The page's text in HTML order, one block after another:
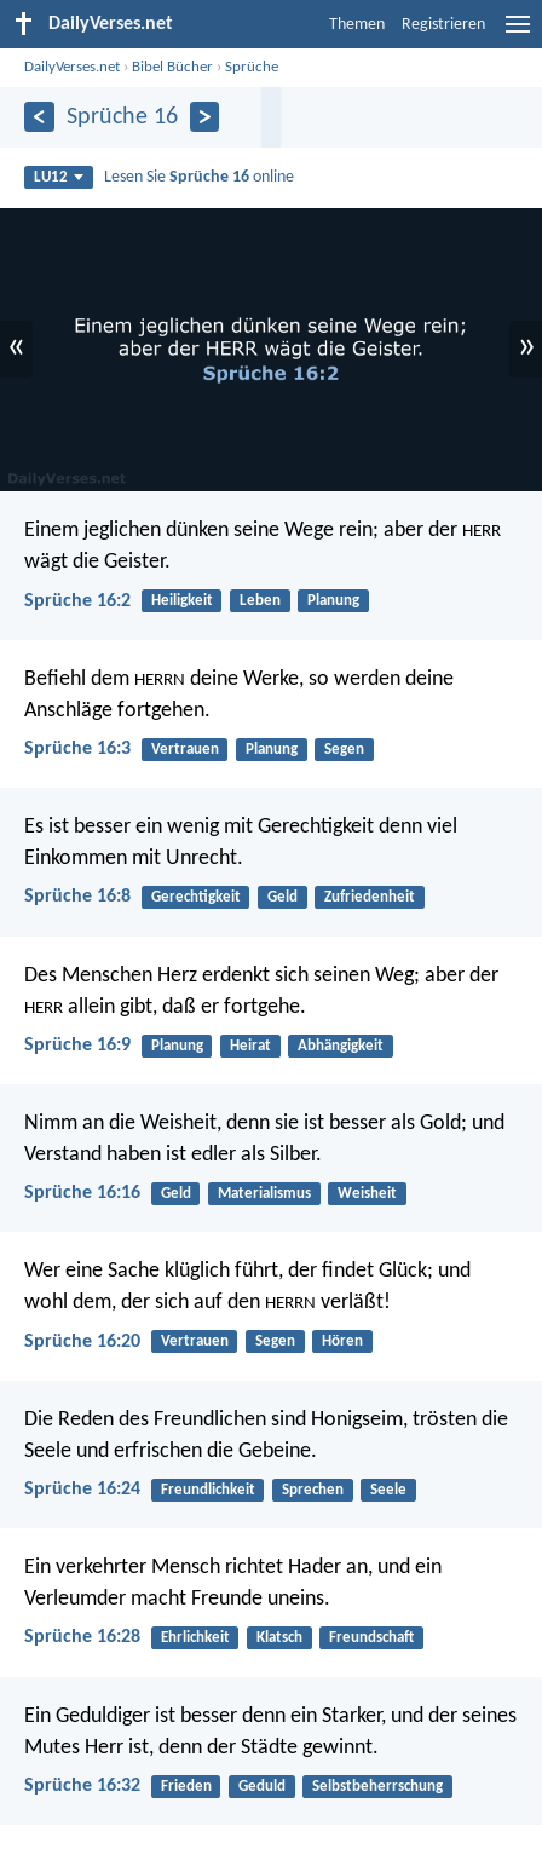
DailyVerses.net Themen Registrieren
DailyVerses.net › Bibel Bücher ›Sprüche
Sprüche 16
LU12 Lesen SieSprüche 16 online
« »
Einem jeglichen dünken seine Wege rein; aber der HERR
wägt die Geister.
Sprüche 16:2 Heiligkeit Leben Planung
Befiehl dem HERRN deine Werke, so werden deine
Anschläge fortgehen.
Sprüche 16:3 Vertrauen Planung Segen
Es ist besser ein wenig mit Gerechtigkeit denn viel
Einkommen mit Unrecht.
Sprüche 16:8 Gerechtigkeit Geld Zufriedenheit
Des Menschen Herz erdenkt sich seinen Weg; aber der
HERR allein gibt, daß er fortgehe.
Sprüche 16:9 Planung Heirat Abhängigkeit
Nimm an die Weisheit, denn sie ist besser als Gold; und
Verstand haben ist edler als Silber.
Sprüche 16:16 Geld Materialismus Weisheit
Wer eine Sache klüglich führt, der findet Glück; und
wohl dem, der sich auf den HERRN verläßt!
Sprüche 16:20 Vertrauen Segen Hören
Die Reden des Freundlichen sind Honigseim, trösten die
Seele und erfrischen die Gebeine.
Sprüche 16:24 Freundlichkeit Sprechen Seele
Ein verkehrter Mensch richtet Hader an, und ein
Verleumder macht Freunde uneins.
Sprüche 16:28 Ehrlichkeit Klatsch Freundschaft
Ein Geduldiger ist besser denn ein Starker, und der seines
Mutes Herr ist, denn der Städte gewinnt.
Sprüche 16:32 Frieden Geduld Selbstbeherrschung